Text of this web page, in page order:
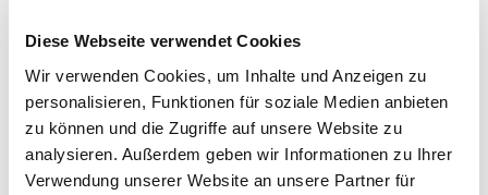
Diese Webseite verwendet Cookies
Wir verwenden Cookies, um Inhalte und Anzeigen zu
personalisieren, Funktionen für soziale Medien anbieten
zu können und die Zugriffe auf unsere Website zu
analysieren. Außerdem geben wir Informationen zu Ihrer
Verwendung unserer Website an unsere Partner für
SW-MOTECH COUSSIN
D'ASSISE CONFORT
CB11977M
VIS DE BANC
LONGUES
CB10828M